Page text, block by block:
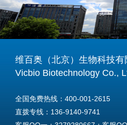
维百奥（北京）生物科技有
Vicbio Biotechnology Co.,
全国免费热线：400-001-2615
直拨专线：136-9140-9741